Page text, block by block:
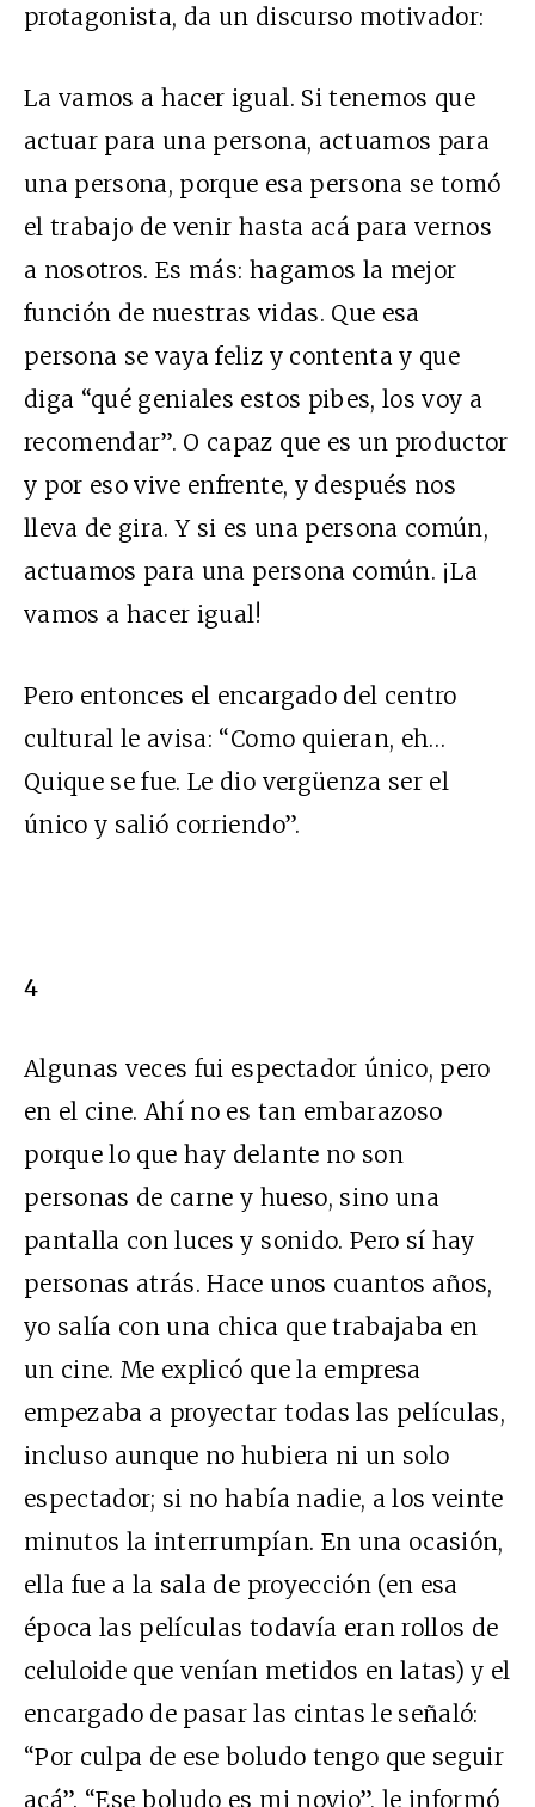
protagonista, da un discurso motivador:
La vamos a hacer igual. Si tenemos que
actuar para una persona, actuamos para
una persona, porque esa persona se tomó
el trabajo de venir hasta acá para vernos
a nosotros. Es más: hagamos la mejor
función de nuestras vidas. Que esa
persona se vaya feliz y contenta y que
diga “qué geniales estos pibes, los voy a
recomendar”. O capaz que es un productor
y por eso vive enfrente, y después nos
lleva de gira. Y si es una persona común,
actuamos para una persona común. ¡La
vamos a hacer igual!
Pero entonces el encargado del centro
cultural le avisa: “Como quieran, eh…
Quique se fue. Le dio vergüenza ser el
único y salió corriendo”.
4
Algunas veces fui espectador único, pero
en el cine. Ahí no es tan embarazoso
porque lo que hay delante no son
personas de carne y hueso, sino una
pantalla con luces y sonido. Pero sí hay
personas atrás. Hace unos cuantos años,
yo salía con una chica que trabajaba en
un cine. Me explicó que la empresa
empezaba a proyectar todas las películas,
incluso aunque no hubiera ni un solo
espectador; si no había nadie, a los veinte
minutos la interrumpían. En una ocasión,
ella fue a la sala de proyección (en esa
época las películas todavía eran rollos de
celuloide que venían metidos en latas) y el
encargado de pasar las cintas le señaló:
“Por culpa de ese boludo tengo que seguir
acá”. “Ese boludo es mi novio”, le informó